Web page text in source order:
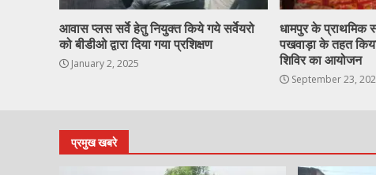
आवास प्लस सर्वे हेतु नियुक्त किये गये सर्वेयरो
को बीडीओ द्वारा दिया गया प्रशिक्षण
January 2, 2025
धामपुर के प्राथमिक
पखवाड़ा के तहत
शिविर का आयोजन
September 23,
प्रमुख खबरे